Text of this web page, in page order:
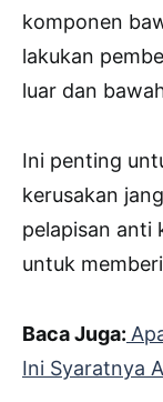
komponen
lakukan
luar dan
Ini penting
kerusakan
pelapisan anti
untuk
Baca Juga:
Ini Syaratnya